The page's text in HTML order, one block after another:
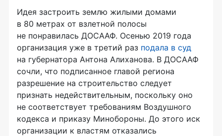
Идея застроить землю жилыми домами
в 80 метрах от взлетной полосы
не понравилась ДОСААФ. Осенью 2019 года
организация уже в третий раз подала в суд
на губернатора Антона Алиханова. В ДОСААФ
сочли, что подписанное главой региона
разрешение на строительство следует
признать недействительным, поскольку оно
не соответствует требованиям Воздушного
кодекса и приказу Минобороны. До этого иск
организации к властям отказались